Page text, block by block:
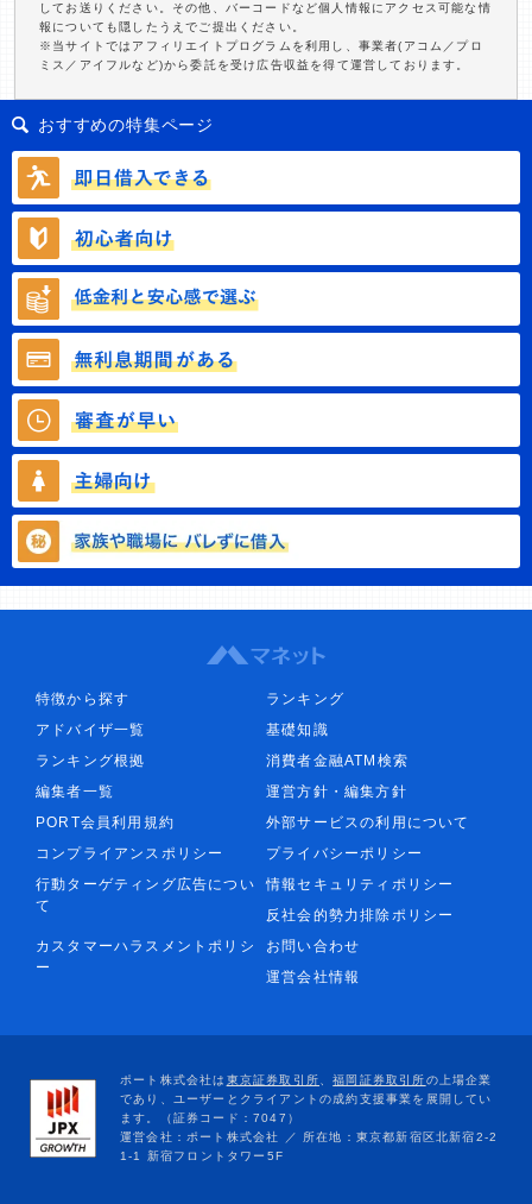
してお送りください。その他、バーコードなど個人情報にアクセス可能な情
報についても隠したうえでご提出ください。
※当サイトではアフィリエイトプログラムを利用し、事業者(アコム／プロ
ミス／アイフルなど)から委託を受け広告収益を得て運営しております。
おすすめの特集ページ
特徴から探す
ランキング
アドバイザ一覧
基礎知識
ランキング根拠
消費者金融ATM検索
編集者一覧
運営方針・編集方針
PORT会員利用規約
外部サービスの利用について
コンプライアンスポリシー
プライバシーポリシー
行動ターゲティング広告につい
て
情報セキュリティポリシー
反社会的勢力排除ポリシー
カスタマーハラスメントポリシ
ー
お問い合わせ
運営会社情報